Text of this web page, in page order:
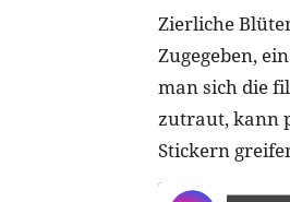
Zierliche
Zugegeben,
man sich die
zutraut, kann
Stickern